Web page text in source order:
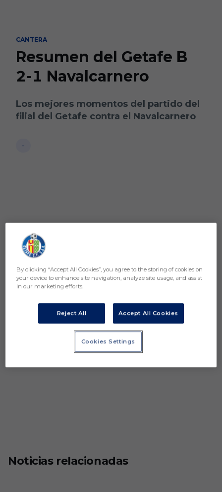
CANTERA
Resumen del Getafe B
2-1 Navalcarnero
Los mejores momentos del partido del
filial del Getafe contra el Navalcarnero
-
Noticias relacionadas
By clicking “Accept All Cookies”, you agree to the storing of cookies on
your device to enhance site navigation, analyze site usage, and assist
in our marketing efforts.
Reject All Accept All Cookies
Cookies Settings